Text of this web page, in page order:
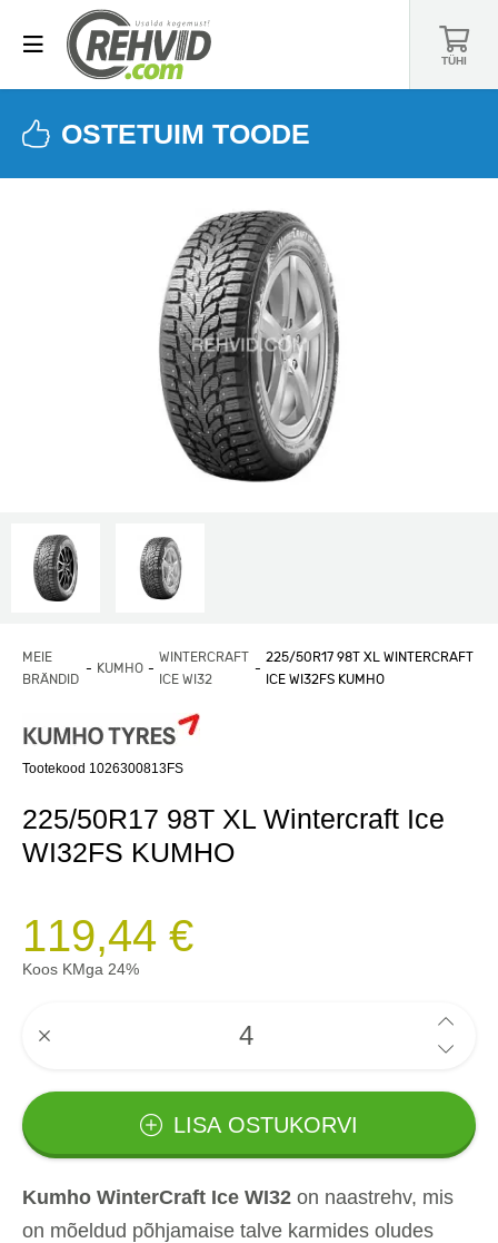
TÜHI
MEIE
BRÄNDID
KUMHO
WINTERCRAFT
ICE WI32
225/50R17 98T XL WINTERCRAFT
ICE WI32FS KUMHO
Tootekood 1026300813FS
225/50R17 98T XL Wintercraft Ice
WI32FS KUMHO
119,44 €
Koos KMga 24%
LISA OSTUKORVI
Kumho WinterCraft Ice WI32 on naastrehv, mis
on mõeldud põhjamaise talve karmides oludes
OSTETUIM TOODE